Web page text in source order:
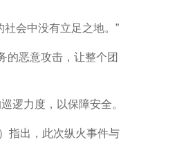
会中没有立足之地。”
的恶意攻击，让整个团
逻力度，以保障安全。
指出，此次纵火事件与